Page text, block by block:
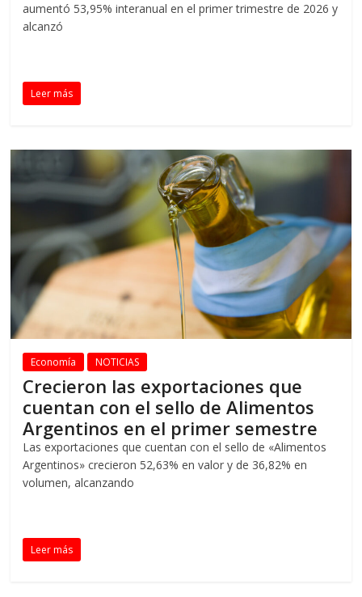
aumentó 53,95% interanual en el primer trimestre de 2026 y
alcanzó
Leer más
Economía NOTICIAS
Crecieron las exportaciones que
cuentan con el sello de Alimentos
Argentinos en el primer semestre
Las exportaciones que cuentan con el sello de «Alimentos
Argentinos» crecieron 52,63% en valor y de 36,82% en
volumen, alcanzando
Leer más